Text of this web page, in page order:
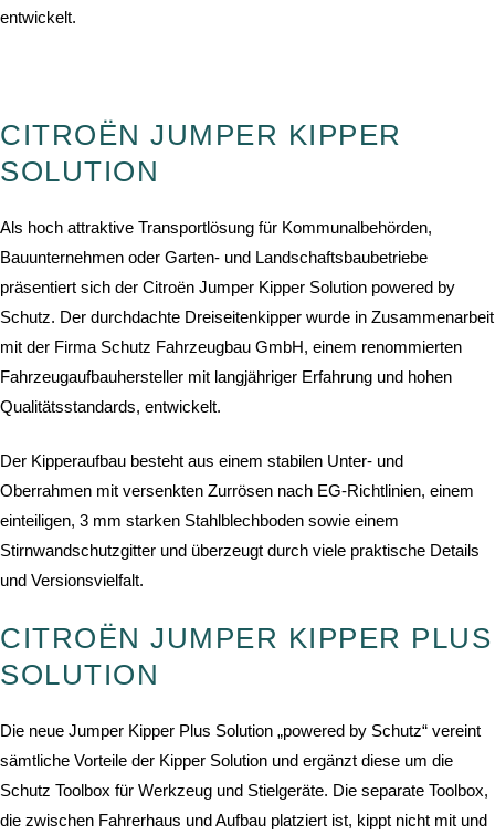
entwickelt.
CITROËN JUMPER KIPPER
SOLUTION
Als hoch attraktive Transportlösung für Kommunalbehörden,
Bauunternehmen oder Garten- und Landschaftsbaubetriebe
präsentiert sich der Citroën Jumper Kipper Solution powered by
Schutz. Der durchdachte Dreiseitenkipper wurde in Zusammenarbeit
mit der Firma Schutz Fahrzeugbau GmbH, einem renommierten
Fahrzeugaufbauhersteller mit langjähriger Erfahrung und hohen
Qualitätsstandards, entwickelt.
Der Kipperaufbau besteht aus einem stabilen Unter- und
Oberrahmen mit versenkten Zurrösen nach EG-Richtlinien, einem
einteiligen, 3 mm starken Stahlblechboden sowie einem
Stirnwandschutzgitter und überzeugt durch viele praktische Details
und Versionsvielfalt.
CITROËN JUMPER KIPPER PLUS
SOLUTION
Die neue Jumper Kipper Plus Solution „powered by Schutz“ vereint
sämtliche Vorteile der Kipper Solution und ergänzt diese um die
Schutz Toolbox für Werkzeug und Stielgeräte. Die separate Toolbox,
die zwischen Fahrerhaus und Aufbau platziert ist, kippt nicht mit und